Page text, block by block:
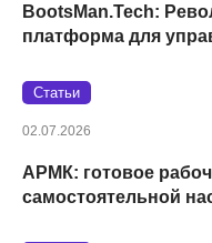
BootsMan.Tech:
платформа для
Статьи
02.07.2026
АРМК: готовое
самостоятельной